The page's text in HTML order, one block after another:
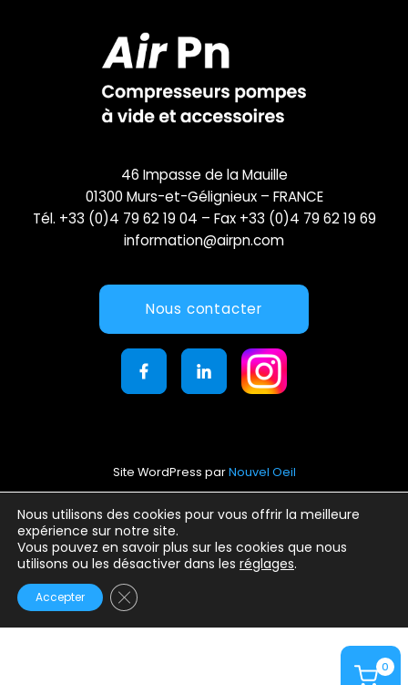
0
Nous utilisons des cookies pour vous offrir la meilleure
expérience sur notre site.
Vous pouvez en savoir plus sur les cookies que nous
utilisons ou les désactiver dans les réglages.
Accepter Fermer la bannière des cookies GDPR
46 Impasse de la Mauille
01300 Murs-et-Gélignieux – FRANCE
Tél. +33 (0)4 79 62 19 04 – Fax +33 (0)4 79 62 19 69
information@airpn.com
Nous contacter
Site WordPress parNouvel Oeil
Mentions légales
Conditions générales d’utilisation
Politique de confidentialité